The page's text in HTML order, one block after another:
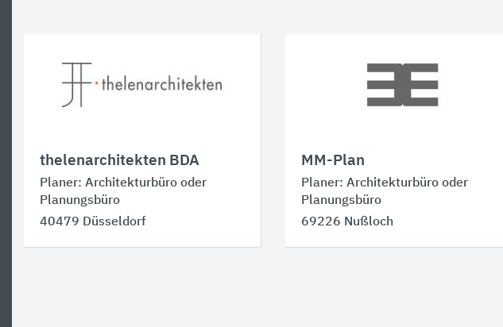
thelenarchitekten BDA
Planer: Architekturbüro oder
Planungsbüro
40479 Düsseldorf
MM-Plan
Planer: Architekturbüro oder
Planungsbüro
69226 Nußloch